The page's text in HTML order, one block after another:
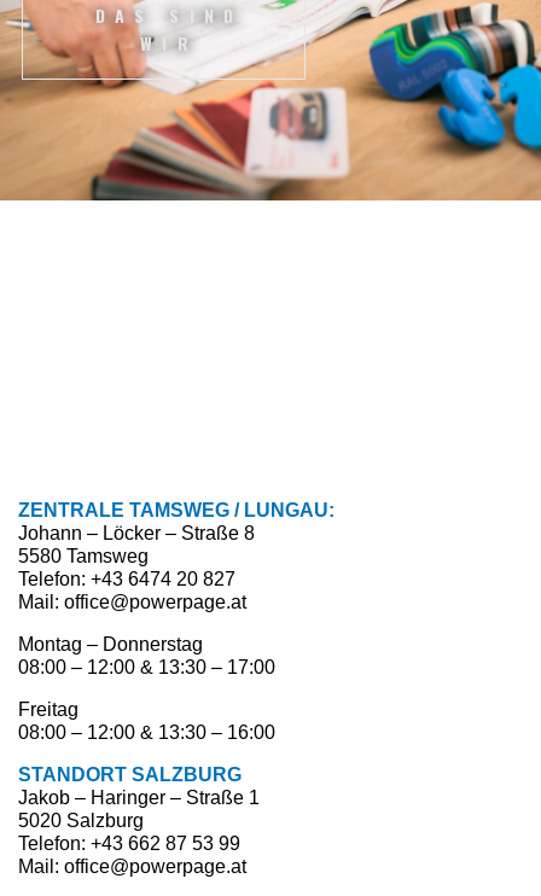
DAS SIND
WIR
ZENTRALE TAMSWEG / LUNGAU:
Johann – Löcker – Straße 8
5580 Tamsweg
Telefon: +43 6474 20 827
Mail: office@powerpage.at
Montag – Donnerstag
08:00 – 12:00 & 13:30 – 17:00
Freitag
08:00 – 12:00 & 13:30 – 16:00
STANDORT SALZBURG
Jakob – Haringer – Straße 1
5020 Salzburg
Telefon: +43 662 87 53 99
Mail: office@powerpage.at